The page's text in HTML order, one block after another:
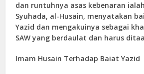
dan runtuhnya asas kebenaran
Syuhada, al-Husain, menyatakan
Yazid dan mengakuinya sebagai
SAW yang berdaulat dan harus
Imam Husain Terhadap Baiat Yazid